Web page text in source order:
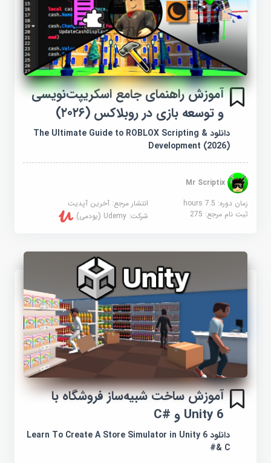
آموزش راهنمای جامع اسکریپت‌نویسی
و توسعه بازی در روبلاکس (۲۰۲۶)
دانلود The Ultimate Guide to ROBLOX Scripting &
Development (2026)
Mr Scriptix
زمان دوره: 7.5 hours
انتشار مرجع:آخرین آپدیت
ثبت نام مرجع:275 شرکت:Udemy (یودمی)
آموزش ساخت شبیه‌ساز فروشگاه با
Unity 6 و #C
دانلود Learn To Create A Store Simulator in Unity 6
& C#